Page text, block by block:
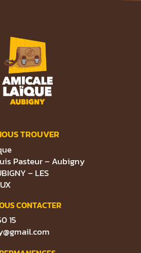
TROUVER
Pasteur – Aubigny
– LES
CONTACTER
15